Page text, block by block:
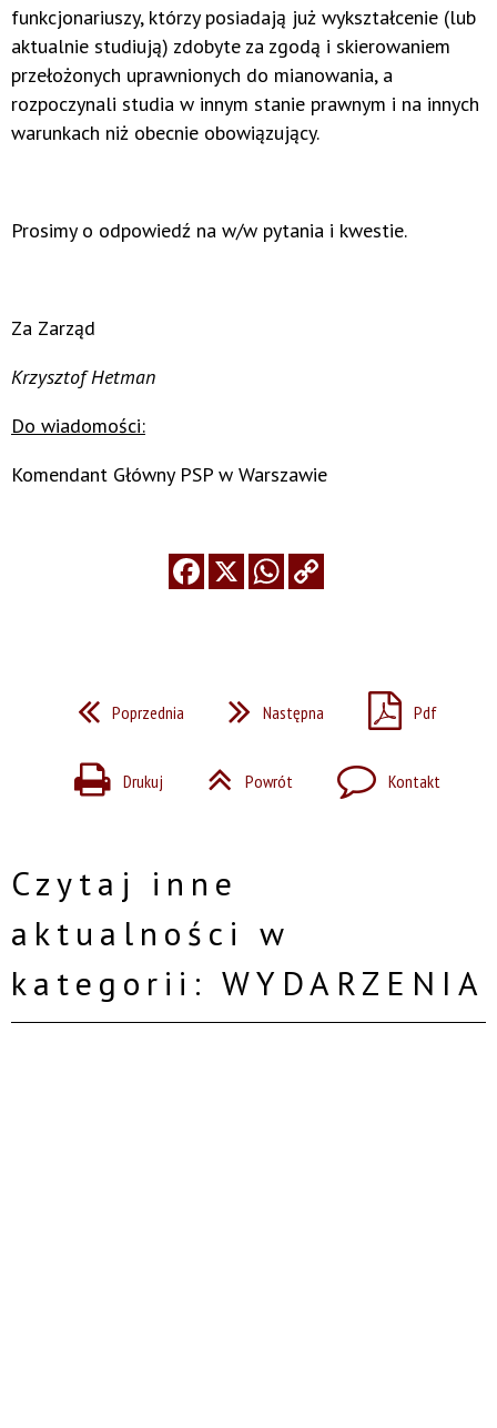
funkcjonariuszy, którzy posiadają już wykształcenie (lub
aktualnie studiują) zdobyte za zgodą i skierowaniem
przełożonych uprawnionych do mianowania, a
rozpoczynali studia w innym stanie prawnym i na innych
warunkach niż obecnie obowiązujący.
Prosimy o odpowiedź na w/w pytania i kwestie.
Za Zarząd
Krzysztof Hetman
Do wiadomości:
Komendant Główny PSP w Warszawie
Poprzednia Następna Pdf
Drukuj Powrót Kontakt
Czytaj inne
aktualności w
kategorii: WYDARZENIA